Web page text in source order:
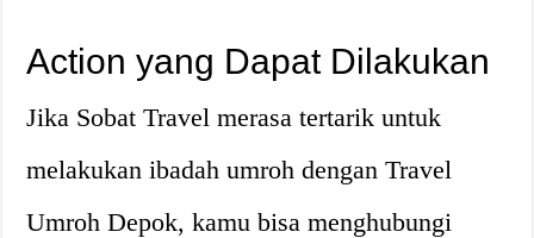
Action yang Dapat Dilakukan
Jika Sobat Travel merasa tertarik untuk
melakukan ibadah umroh dengan Travel
Umroh Depok, kamu bisa menghubungi